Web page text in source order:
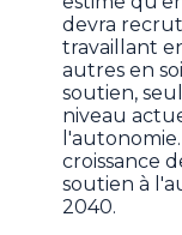
devra
travaillant
autres en
soutien,
niveau
croissance
soutien à
2040.